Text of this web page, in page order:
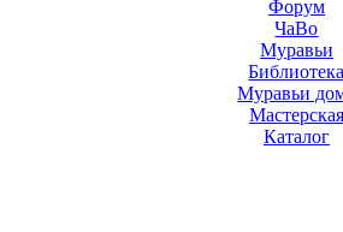
Форум
ЧаВо
Муравьи
Муравьи
Мастерская
Каталог